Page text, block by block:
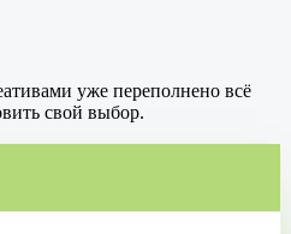
уже переполнено всё
свой выбор.